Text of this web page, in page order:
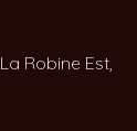
Robine Est,
Robine Est,